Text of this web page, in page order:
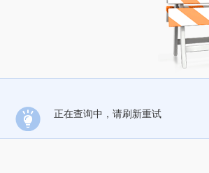
正在查询中，请刷新重试